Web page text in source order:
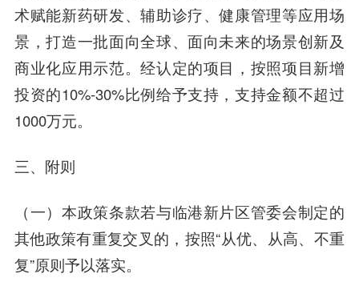
术赋能新药研发、辅助诊疗、健康管理等应用场
景，打造一批面向全球、面向未来的场景创新及
商业化应用示范。经认定的项目，按照项目新增
投资的10%-30%比例给予支持，支持金额不超过
1000万元。
三、附则
（一）本政策条款若与临港新片区管委会制定的
其他政策有重复交叉的，按照“从优、从高、不重
复”原则予以落实。